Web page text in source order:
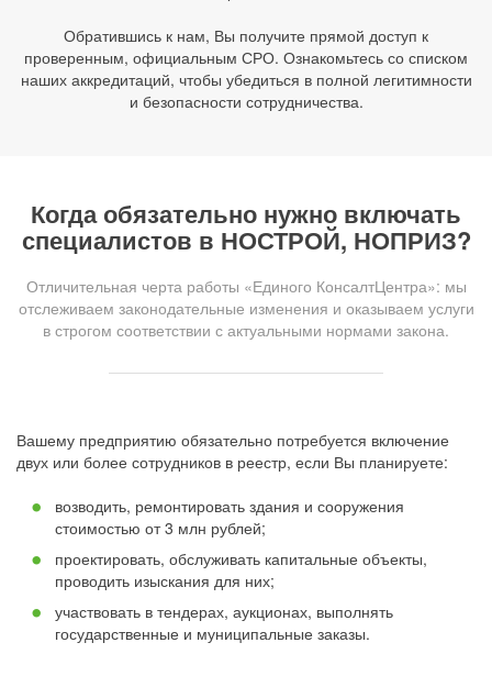
Обратившись к нам, Вы получите прямой доступ к
проверенным, официальным СРО. Ознакомьтесь со списком
наших аккредитаций, чтобы убедиться в полной легитимности
и безопасности сотрудничества.
Когда обязательно нужно включать
специалистов в НОСТРОЙ, НОПРИЗ?
Отличительная черта работы «Единого КонсалтЦентра»: мы
отслеживаем законодательные изменения и оказываем услуги
в строгом соответствии с актуальными нормами закона.
Вашему предприятию обязательно потребуется включение
двух или более сотрудников в реестр, если Вы планируете:
возводить, ремонтировать здания и сооружения
стоимостью от 3 млн рублей;
проектировать, обслуживать капитальные объекты,
проводить изыскания для них;
участвовать в тендерах, аукционах, выполнять
государственные и муниципальные заказы.